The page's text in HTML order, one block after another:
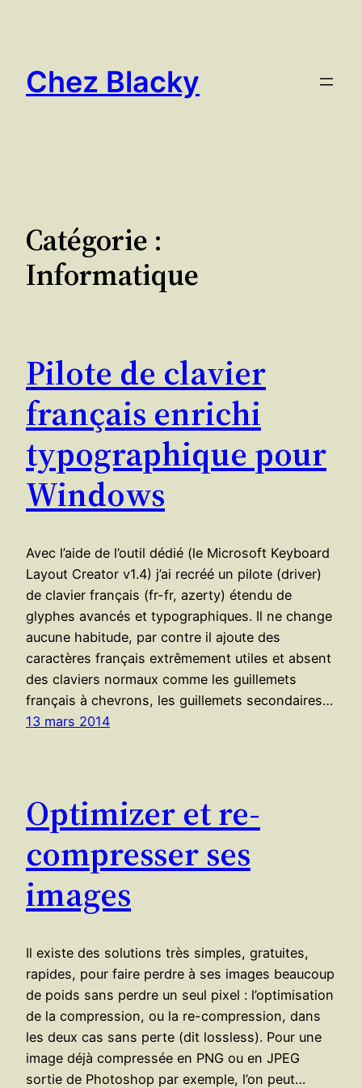
Chez Blacky
Catégorie :
Informatique
Pilote de clavier
français enrichi
typographique pour
Windows
Avec l’aide de l’outil dédié (le Microsoft Keyboard
Layout Creator v1.4) j’ai recréé un pilote (driver)
de clavier français (fr-fr, azerty) étendu de
glyphes avancés et typographiques. Il ne change
aucune habitude, par contre il ajoute des
caractères français extrêmement utiles et absent
des claviers normaux comme les guillemets
français à chevrons, les guillemets secondaires…
13 mars 2014
Optimizer et re-
compresser ses
images
Il existe des solutions très simples, gratuites,
rapides, pour faire perdre à ses images beaucoup
de poids sans perdre un seul pixel : l’optimisation
de la compression, ou la re-compression, dans
les deux cas sans perte (dit lossless). Pour une
image déjà compressée en PNG ou en JPEG
sortie de Photoshop par exemple, l’on peut…